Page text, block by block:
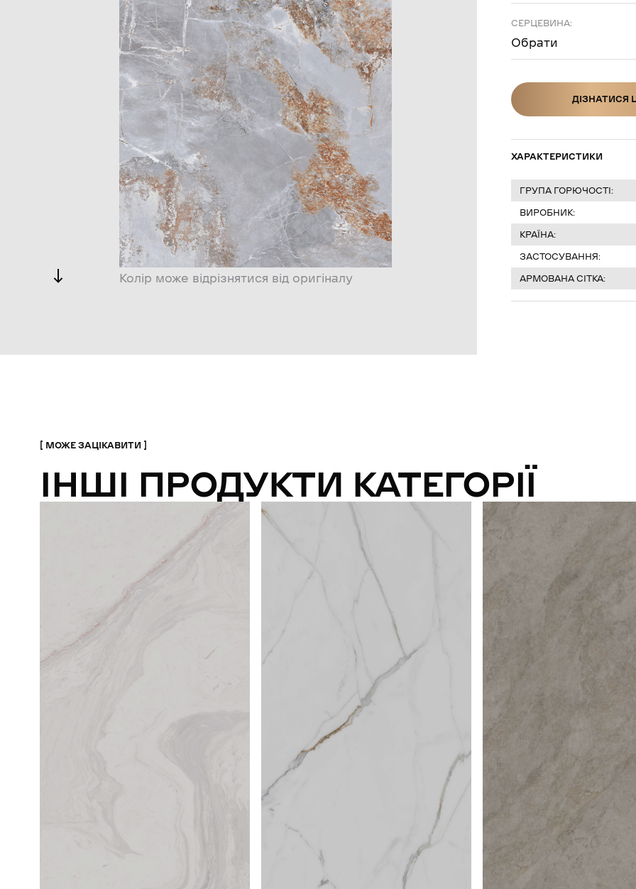
Колір може відрізнятися від оригіналу
СЕРЦЕВИНА:
Обрати
ДІЗНАТИСЯ
ХАРАКТЕРИСТИКИ
ГРУПА ГОРЮЧОСТІ:
ВИРОБНИК:
КРАЇНА:
ЗАСТОСУВАННЯ:
АРМОВАНА СІТКА:
МОЖЕ ЗАЦІКАВИТИ
ІНШІ ПРОДУКТИ КАТЕГОРІЇ